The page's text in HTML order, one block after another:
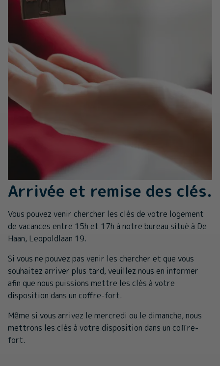
Arrivée et remise des clés.
Vous pouvez venir chercher les clés de votre logement
de vacances entre 15h et 17h à notre bureau situé à De
Haan, Leopoldlaan 19.
Si vous ne pouvez pas venir les chercher et que vous
souhaitez arriver plus tard, veuillez nous en informer
afin que nous puissions mettre les clés à votre
disposition dans un coffre-fort.
Même si vous arrivez le mercredi ou le dimanche, nous
mettrons les clés à votre disposition dans un coffre-
fort.